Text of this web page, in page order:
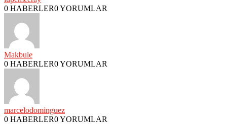
0 HABERLER0 YORUMLAR
Makbule
0 HABERLER0 YORUMLAR
marcelodominguez
0 HABERLER0 YORUMLAR